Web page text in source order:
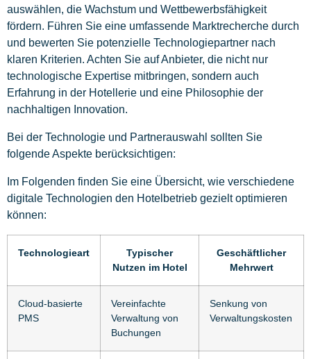
auswählen, die Wachstum und Wettbewerbsfähigkeit
fördern. Führen Sie eine umfassende Marktrecherche durch
und bewerten Sie potenzielle Technologiepartner nach
klaren Kriterien. Achten Sie auf Anbieter, die nicht nur
technologische Expertise mitbringen, sondern auch
Erfahrung in der Hotellerie und eine Philosophie der
nachhaltigen Innovation.
Bei der Technologie und Partnerauswahl sollten Sie
folgende Aspekte berücksichtigen:
Im Folgenden finden Sie eine Übersicht, wie verschiedene
digitale Technologien den Hotelbetrieb gezielt optimieren
können:
Technologieart
Typischer
Nutzen im Hotel
Geschäftlicher
Mehrwert
Cloud-basierte
PMS
Vereinfachte
Verwaltung von
Buchungen
Senkung von
Verwaltungskosten